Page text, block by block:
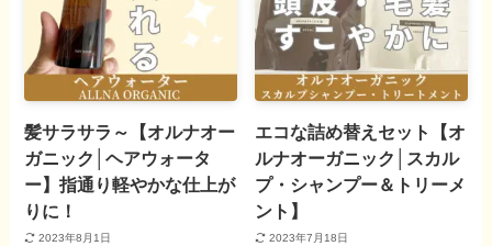
髪サラサラ～【オルナオー
ガニック│ヘアウォータ
ー】指通り軽やかな仕上が
りに！
2023年8月1日
エコな詰め替えセット【オ
ルナオーガニック│スカル
プ・シャンプー＆トリーメ
ント】
2023年7月18日